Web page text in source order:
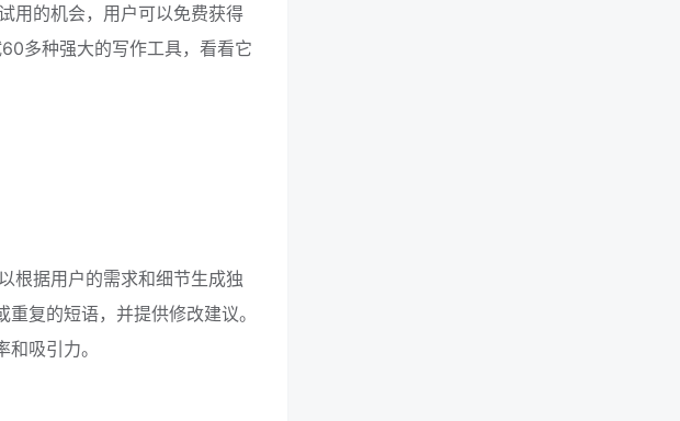
用的机会，用户可以免费获得
多种强大的写作工具，看看它
根据用户的需求和细节生成独
复的短语，并提供修改建议。
吸引力。